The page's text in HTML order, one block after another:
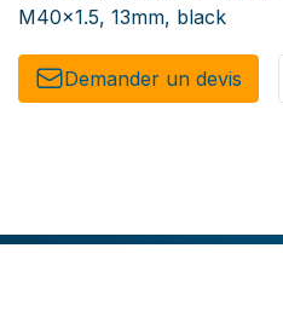
M40x1.5, 13mm, black
Demander un de​​vis​​